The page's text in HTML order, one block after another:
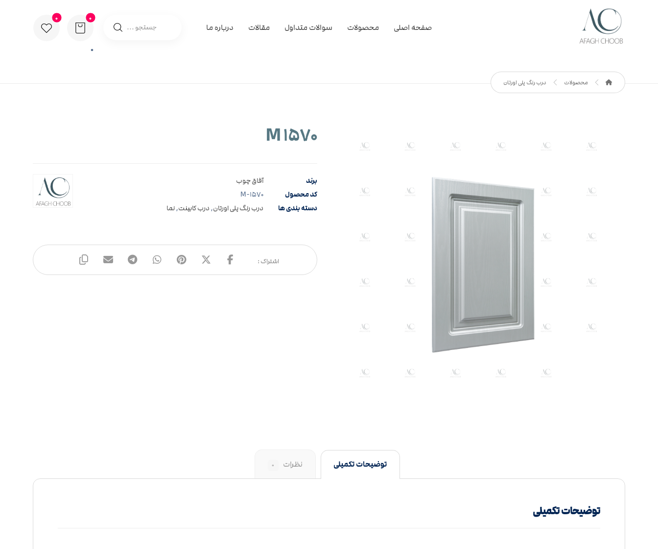
0
صفحه اصلی محصولات سوالات متداول مقالات درباره ما
محصولات درب رنگ پلی اورتان
M ۱۵۷۰
برند آفاق چوب
کد محصول M-۱۵۷۰
دسته بندی ها درب رنگ پلی اورتان, درب کابینت,نما
توضیحات تکمیلی نظرات ۰
توضیحات تکمیلی